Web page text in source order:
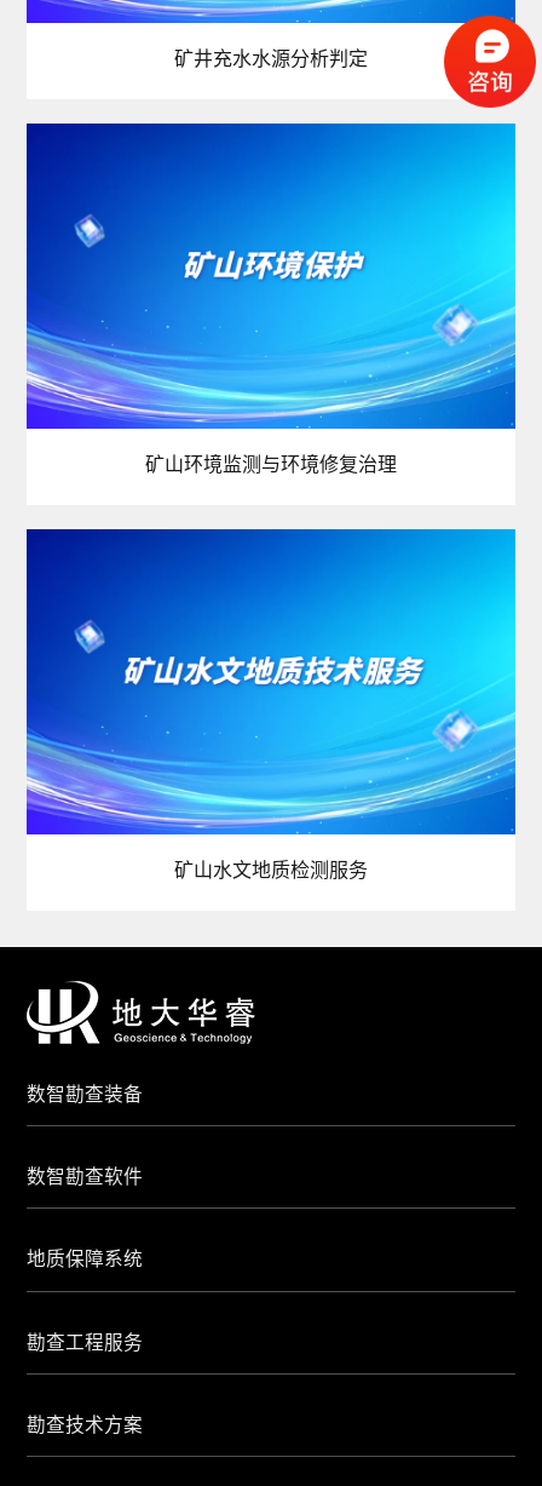
矿井充水水源分析判定
矿山环境监测与环境修复治理
矿山水文地质检测服务
数智勘查装备
数智勘查软件
地质保障系统
勘查工程服务
勘查技术方案